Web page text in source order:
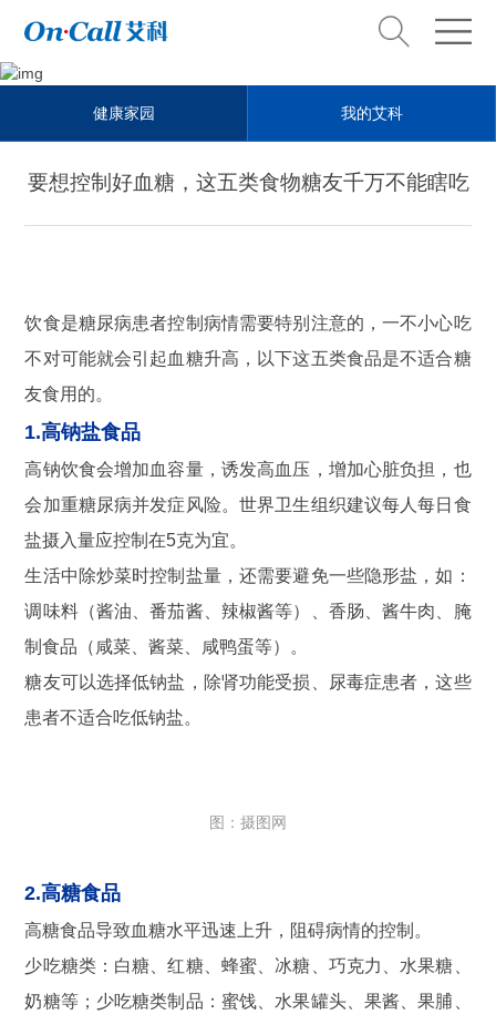
Health steward
健康管家
健康家园 我的艾科
要想控制好血糖，这五类食物糖友千万不能瞎吃
饮食是糖尿病患者控制病情需要特别注意的，一不小心吃
不对可能就会引起血糖升高，以下这五类食品是不适合糖
友食用的。
1.高钠盐食品
高钠饮食会增加血容量，诱发高血压，增加心脏负担，也
会加重糖尿病并发症风险。世界卫生组织建议每人每日食
盐摄入量应控制在5克为宜。
生活中除炒菜时控制盐量，还需要避免一些隐形盐，如：
调味料（酱油、番茄酱、辣椒酱等）、香肠、酱牛肉、腌
制食品（咸菜、酱菜、咸鸭蛋等）。
糖友可以选择低钠盐，除肾功能受损、尿毒症患者，这些
患者不适合吃低钠盐。
图：摄图网
2.高糖食品
高糖食品导致血糖水平迅速上升，阻碍病情的控制。
少吃糖类：白糖、红糖、蜂蜜、冰糖、巧克力、水果糖、
奶糖等；少吃糖类制品：蜜饯、水果罐头、果酱、果脯、